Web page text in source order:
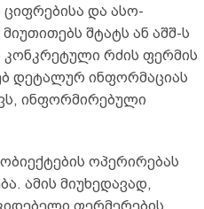
ციფრებისა და ასო-
შტატს ან აშშ-ს
კონკრეტული რძის ფერმის
დეტალურ ინფორმაციას
ინფორმირებული
ოპერირებას
ამის მიუხედავად,
ფერმერების